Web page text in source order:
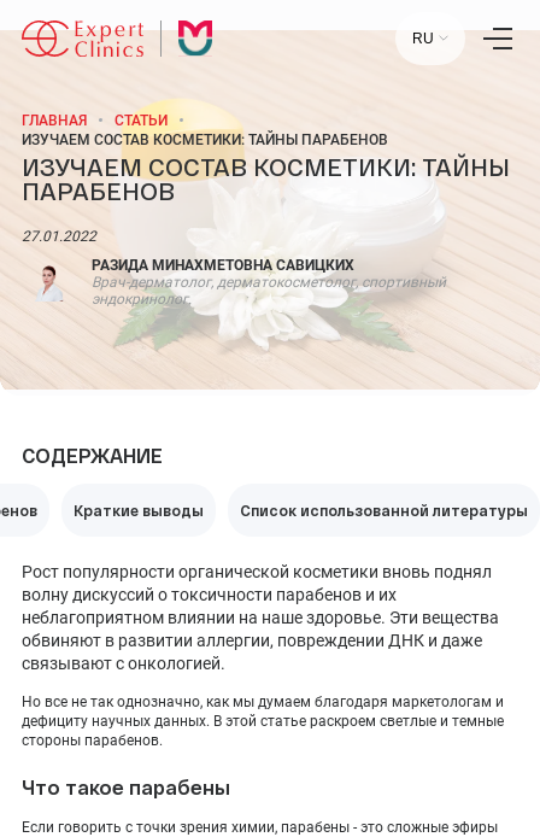
Главная
Услуги
Лаборатория
Статьи
Пресс-центр
Контакты
Отзывы
Научный центр
ПН-ПТ:
ПОКАЗАТЬ НА КАРТЕ
ADMIN@EXPERTCLINICS.RU
RU
ГЛАВНАЯ
СТАТЬИ
ИЗУЧАЕМ СОСТАВ КОСМЕТИКИ: ТАЙНЫ ПАРАБЕНОВ
ИЗУЧАЕМ СОСТАВ КОСМЕТИКИ: ТАЙНЫ
ПАРАБЕНОВ
27.01.2022
РАЗИДА МИНАХМЕТОВНА САВИЦКИХ
Врач-дерматолог, дерматокосметолог, спортивный
эндокринолог.
СОДЕРЖАНИЕ
Краткие выводы Список использованной литературы
Рост популярности органической косметики вновь поднял
волну дискуссий о токсичности парабенов и их
неблагоприятном влиянии на наше здоровье. Эти вещества
обвиняют в развитии аллергии, повреждении ДНК и даже
связывают с онкологией.
Но все не так однозначно, как мы думаем благодаря маркетологам и
дефициту научных данных. В этой статье раскроем светлые и темные
стороны парабенов.
Что такое парабены
Если говорить с точки зрения химии, парабены - это сложные эфиры